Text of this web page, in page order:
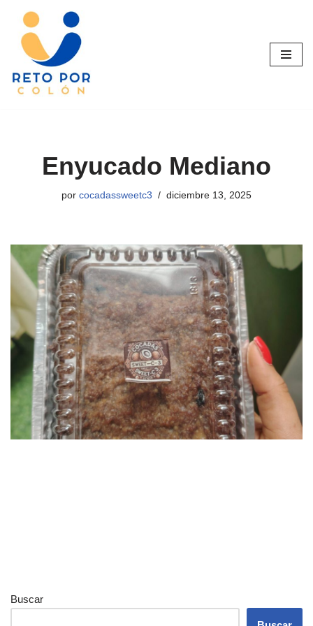
Saltar
contenido
Enyucado Mediano
por cocadassweetc3 diciembre 13, 2025
Buscar